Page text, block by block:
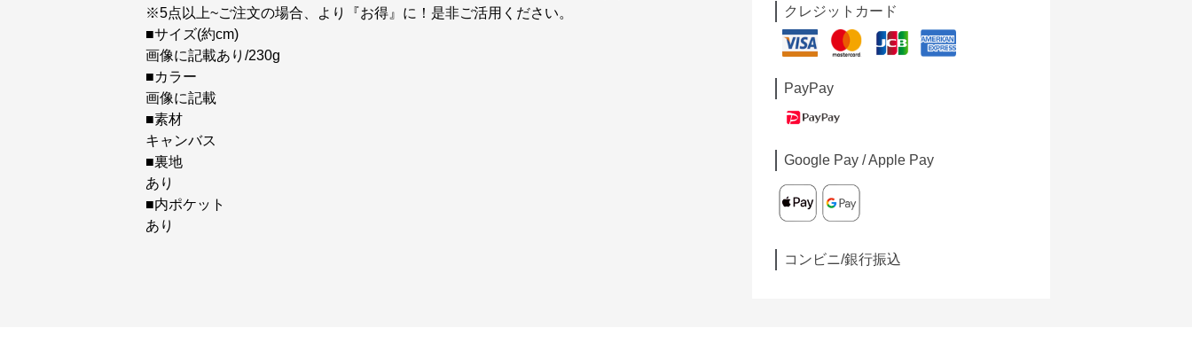
※5点以上~ご注文の場合、より『お得』に！是非ご活用ください。
■サイズ(約cm)
画像に記載あり/230g
■カラー
画像に記載
■素材
キャンバス
■裏地
あり
■内ポケット
あり
クレジットカード
PayPay
Google Pay / Apple Pay
コンビニ/銀行振込